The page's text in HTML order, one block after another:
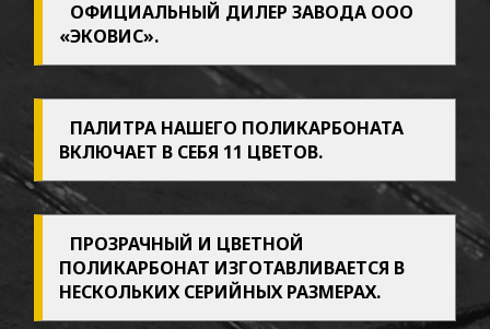
Навесы
Навес
садовый
Навес
мангала
Козырьки
Козырек
ОФИЦИАЛЬНЫЙ ДИЛЕР ЗАВОДА ООО
«ЭКОВИС».
ПАЛИТРА НАШЕГО ПОЛИКАРБОНАТА
ВКЛЮЧАЕТ В СЕБЯ 11 ЦВЕТОВ.
ПРОЗРАЧНЫЙ И ЦВЕТНОЙ
ПОЛИКАРБОНАТ ИЗГОТАВЛИВАЕТСЯ В
НЕСКОЛЬКИХ СЕРИЙНЫХ РАЗМЕРАХ.